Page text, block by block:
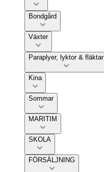
Bondgård
Växter
Paraplyer, lyktor & fläktar
Kina
Sommar
MARITIM
SKOLA
FÖRSÄLJNING